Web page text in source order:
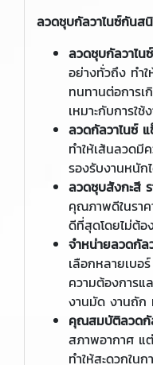
ลวดชุบกัลวาไนซ์กันส
ลวดชุบกัลวาไ
อย่างทั่วถึง ทำใ
ทนทานต่อการเ
เหมาะกับการใ
ลวดกัลวาไนซ์
ทำให้เส้นลวดมี
รองรับงานหนัก
ลวดชุบสังกะสี
คุณภาพดีในรา
ดีที่สุดโดยไม่ต้อ
จำหน่ายลวดกัล
เลือกหลายเบอ
ความต้องการแ
งานมัด งานถัก
คุณสมบัติลวดกั
สภาพอากาศ แ
ทำให้สะดวกใน